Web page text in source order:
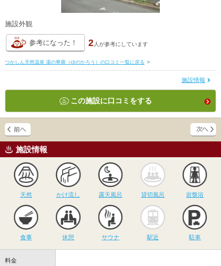
施設外観
参考になった！ 2 人が参考にしています
つかしん天然温泉 湯の華廊（ゆのかろう）の口コミ一覧に戻る >
施設情報
この施設に口コミをする
施設情報
天然
かけ流し
かけ流し
露天風呂
露天風呂
貸切風呂
貸切風呂 岩盤浴
食事 休憩
サウナ
サウナ 駅近 駐車
料金